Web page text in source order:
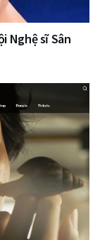
Nghệ sĩ Sân